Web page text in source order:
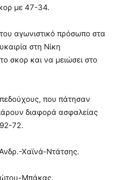
με 47-34.
αγωνιστικό πρόσωπο στα
στη Νίκη
σκορ και να μειώσει στο
που πάτησαν
διαφορά ασφαλείας
72.
Χαϊνά-Ντάτσης.
Μπάκας.